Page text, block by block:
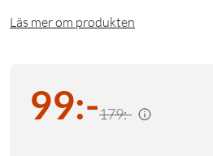
Läs mer om produkten
99:-179:-